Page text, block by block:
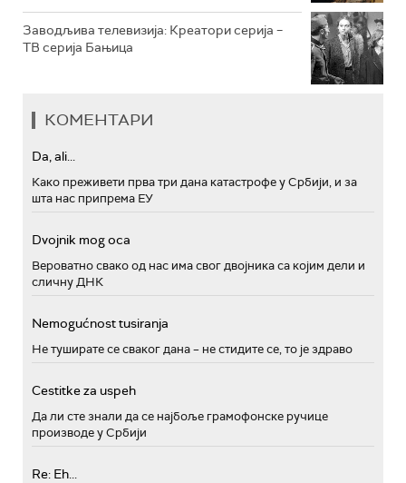
Заводљива телевизија: Креатори серија –
ТВ серија Бањица
КОМЕНТАРИ
Da, ali...
Како преживети прва три дана катастрофе у Србији, и за
шта нас припрема ЕУ
Dvojnik mog oca
Вероватно свако од нас има свог двојника са којим дели и
сличну ДНК
Nemogućnost tusiranja
Не туширате се сваког дана – не стидите се, то је здраво
Cestitke za uspeh
Да ли сте знали да се најбоље грамофонске ручице
производе у Србији
Re: Eh...